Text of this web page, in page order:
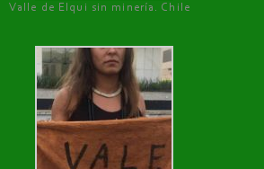
Valle de Elqui sin minería. Chile